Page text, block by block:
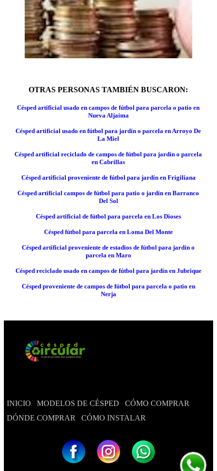
OTRAS PERSONAS TAMBIÉN BUSCARON:
Césped artificial usado en campos de fútbol para parcela o patio en
Nueva Aljaima
Césped artificial usado en fútbol para jardín o parcela en Arroyo De
La Miel
Césped artificial reciclado de campos de fútbol para jardín o parcela
en Cabrillas
Césped artificial proveniente de fútbol para jardín en Frigiliana
Césped artificial campos de fútbol para patio o jardín en Barranco
Del Sol
Césped artificial de fútbol para parcela en Los Dioses
Césped fútbol para parcela en Loma Del Monte
Césped artificial proveniente de estadios de fútbol para jardín o
parcela en Maro
Césped reciclado usado en campos de fútbol para jardín en Jubrique
Césped proveniente de campos de fútbol para parcela o patio en
Nerja
INICIO MODELOS DE CÉSPED
CÓMO COMPRAR
DÓNDE COMPRAR
CÓMO INSTALAR